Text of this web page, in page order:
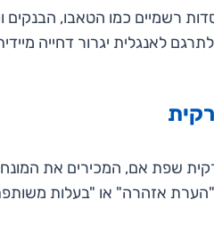
רשמיים כמו הטאבו, הבנקים
לאנגלית יגרור דחייה
שפת אם, המכירים את
"הערת אזהרה" או "בעלות